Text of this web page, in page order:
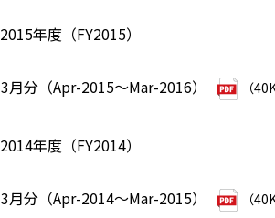
2015年度（FY2015）
分（Apr-2015～Mar-2016） （
2014年度（FY2014）
分（Apr-2014～Mar-2015） （